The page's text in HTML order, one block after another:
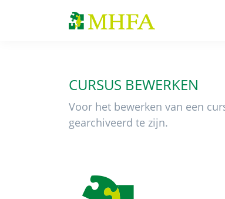
CURSUS BEWERKEN
Voor het bewerken van een
gearchiveerd te zijn.